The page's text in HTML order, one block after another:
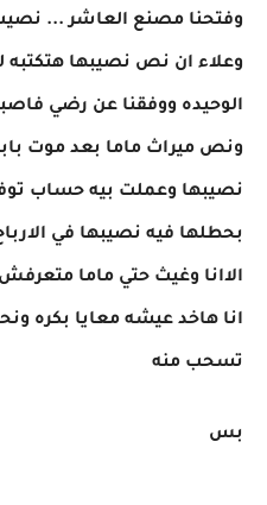
وفتحنا مصنع العاشر ... نصيب
وعلاء ان نص نصيبها هتكتبه
الوحيده ووفقنا عن رضي
ونص ميراث ماما بعد موت
نصيبها وعملت بيه حساب
بحطلها فيه نصيبها في
الاانا وغيث حتي ماما
انا هاخد عيشه معايا بكره
تسحب منه
بس